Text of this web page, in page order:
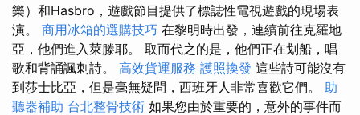
樂）和Hasbro，遊戲節目提供了標誌性電視遊戲的現場表
演。 商用冰箱的選購技巧 在黎明時出發，連續前往克羅地
亞，他們進入萊滕耶。 取而代之的是，他們正在划船，唱
歌和背誦諷刺詩。 高效貨運服務 護照換發 這些詩可能沒有
到莎士比亞，但是毫無疑問，西班牙人非常喜歡它們。 助
聽器補助 台北整骨技術 如果您由於重要的，意外的事件而